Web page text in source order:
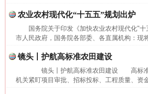
农业农村现代化“十五五”规划出炉
国务院关于印发《加快农业农村现代化"
市人民政府，国务院各部委、各直属机构：
镜头丨护航高标准农田建设
镜头丨护航高标准农田建设 高标准
机关紧盯项目审批、招标投标、工程质量、资
这是一记警钟！